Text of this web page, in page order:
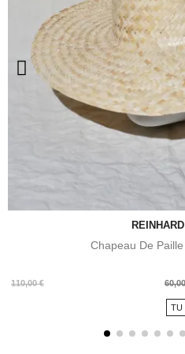
Chapeau De
110,00 €
Prix
Prix
TU